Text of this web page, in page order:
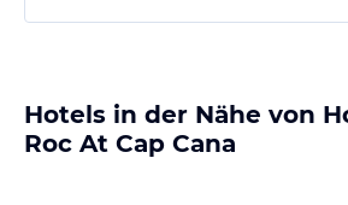
Hotels in der Nähe von
Roc At Cap Cana